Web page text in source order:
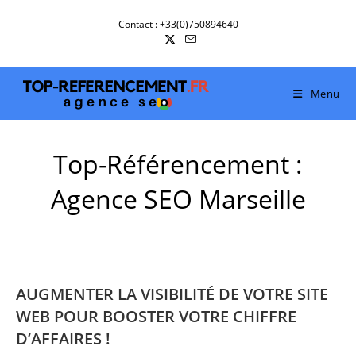
Contact : +33(0)750894640
Menu
Top-Référencement :
Agence SEO Marseille
AUGMENTER LA VISIBILITÉ DE VOTRE SITE
WEB POUR BOOSTER VOTRE CHIFFRE
D’AFFAIRES !